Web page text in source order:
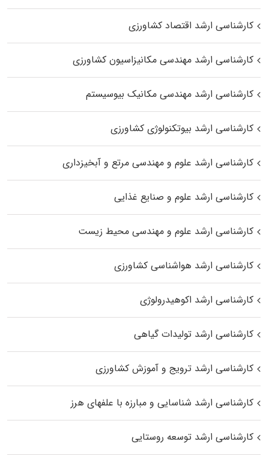
کارشناسی ارشد اقتصاد کشاورزی
کارشناسی ارشد مهندسی مکانیزاسیون کشاورزی
کارشناسی ارشد مهندسی مکانیک بیوسیستم
کارشناسی ارشد بیوتکنولوژی کشاورزی
کارشناسی ارشد علوم و مهندسی مرتع و آبخیزداری
کارشناسی ارشد علوم و صنایع غذایی
کارشناسی ارشد علوم و مهندسی محیط زیست
کارشناسی ارشد هواشناسی کشاورزی
کارشناسی ارشد اکوهیدرولوژی
کارشناسی ارشد تولیدات گیاهی
کارشناسی ارشد ترویج و آموزش کشاورزی
کارشناسی ارشد شناسایی و مبارزه با علفهای هرز
کارشناسی ارشد توسعه روستایی